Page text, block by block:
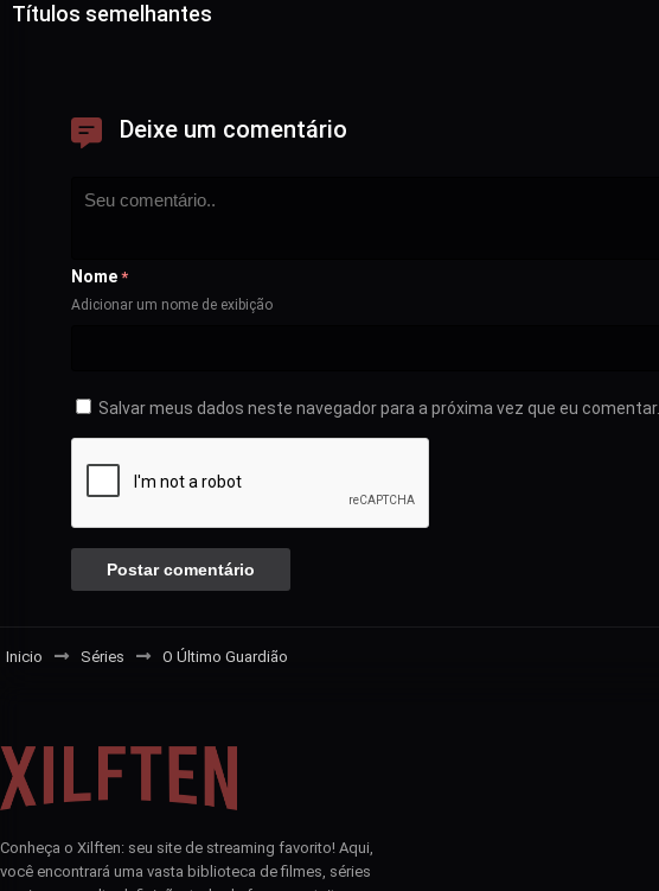
Títulos semelhantes
Deixe um comentário
Nome *
Adicionar um nome de exibição
Salvar meus dados neste navegador para a próxima vez que eu comentar.
Inicio Séries O Último Guardião
Conheça o Xilften: seu site de streaming favorito! Aqui,
você encontrará uma vasta biblioteca de filmes, séries